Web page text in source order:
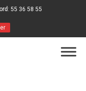
: 55 36 58 55